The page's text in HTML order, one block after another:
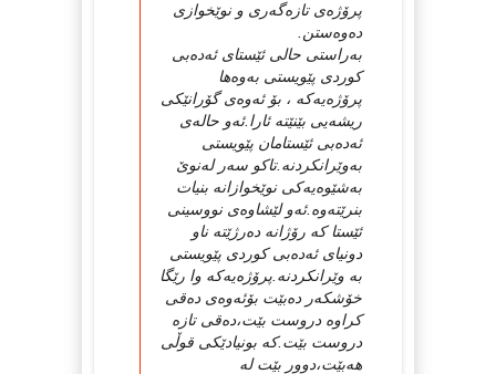
پرۆژه‌ی تازه‌گه‌ری و نوێخوازی
ده‌وه‌ستن.
به‌راستی حالی ئێستای ئه‌ده‌بی
كوردی پێویستی به‌وه‌ها
پرۆژه‌یه‌كه‌ ، بۆ ئه‌وه‌ی گۆرانێكی
ریشه‌یی بێنێته‌ ئارا.ئه‌و حاله‌ی
ئه‌ده‌بی ئێستامان پێویستی
به‌وێرانكردنه‌.تاكو سه‌ر له‌نوێ‌
به‌شێوه‌یه‌كی نوێخوازانه‌ بنیات
بنرێته‌وه‌.ئه‌و لێشاوه‌ی نووسینی
ئێستا كه‌ رۆژانه‌ ده‌رژێته‌ ناو
دونیای ئه‌ده‌بی كوردی پێویستی
به‌ وێرانكردنه‌.پرۆژه‌یه‌كه‌ وا رێگا
خۆشكه‌ر ده‌بێت بۆئه‌وه‌ی ده‌قی
كراوه‌ دروست بێت،ده‌قی تازه‌
دروست بێت.كه‌ بونیادێكی قوڵی
هه‌بێت،دوور بێت له‌